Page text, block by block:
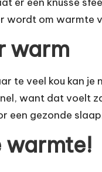
wordt om warmte
warm
te veel kou kan
want dat voelt
een gezonde
warmte!